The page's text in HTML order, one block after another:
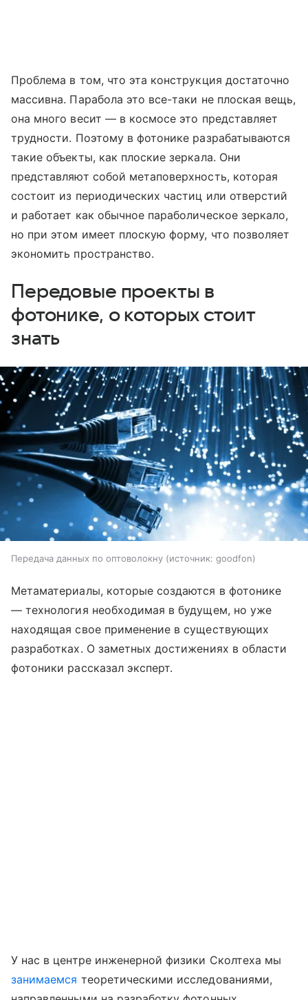
Проблема в том, что эта конструкция достаточно
массивна. Парабола это все-таки не плоская вещь,
она много весит — в космосе это представляет
трудности. Поэтому в фотонике разрабатываются
такие объекты, как плоские зеркала. Они
представляют собой метаповерхность, которая
состоит из периодических частиц или отверстий
и работает как обычное параболическое зеркало,
но при этом имеет плоскую форму, что позволяет
экономить пространство.
Передовые проекты в
фотонике, о которых стоит
знать
Передача данных по оптоволокну источник: goodfon
Метаматериалы, которые создаются в фотонике
— технология необходимая в будущем, но уже
находящая свое применение в существующих
разработках. О заметных достижениях в области
фотоники рассказал эксперт.
У нас в центре инженерной физики Сколтеха мы
занимаемся теоретическими исследованиями,